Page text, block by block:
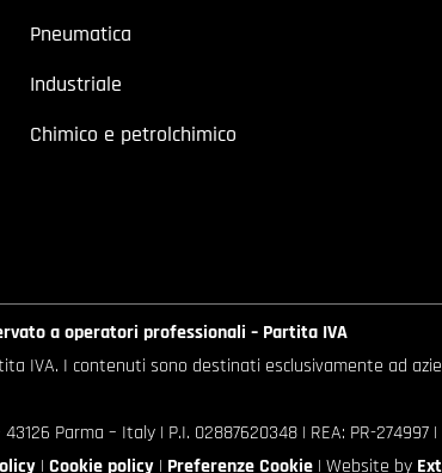
Pneumatica
Industriale
Chimico e petrolchimico
a operatori professionali – Partita IVA
IVA. I contenuti sono destinati esclusivamente ad
Parma – Italy | P.I. 02887620348 | REA: PR-274997
| Cookie policy | Preferenze Cookie | Website by